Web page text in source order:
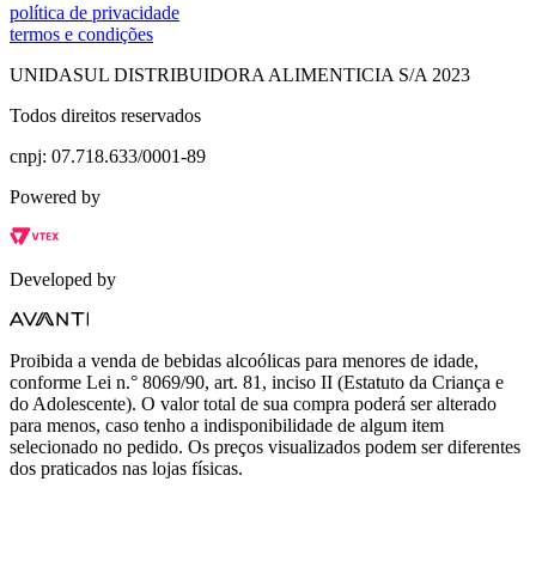
política de privacidade
termos e condições
UNIDASUL DISTRIBUIDORA ALIMENTICIA S/A 2023
Todos direitos reservados
cnpj: 07.718.633/0001-89
Powered by
Developed by
Proibida a venda de bebidas alcoólicas para menores de idade,
conforme Lei n.° 8069/90, art. 81, inciso II (Estatuto da Criança e
do Adolescente). O valor total de sua compra poderá ser alterado
para menos, caso tenho a indisponibilidade de algum item
selecionado no pedido. Os preços visualizados podem ser diferentes
dos praticados nas lojas físicas.